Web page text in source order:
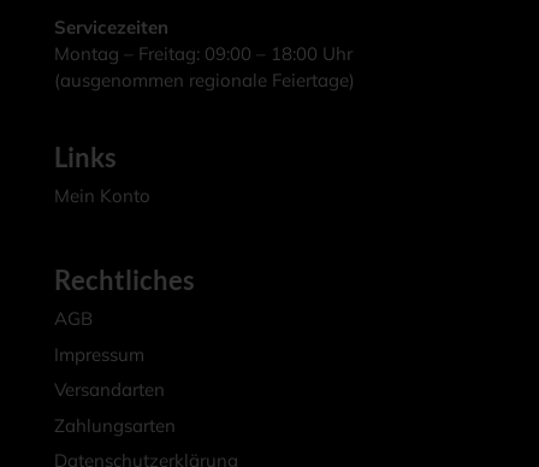
Servicezeiten
Montag – Freitag: 09:00 – 18:00 Uhr
(ausgenommen regionale Feiertage)
Links
Mein Konto
Rechtliches
AGB
Impressum
Versandarten
Zahlungsarten
Datenschutzerklärung